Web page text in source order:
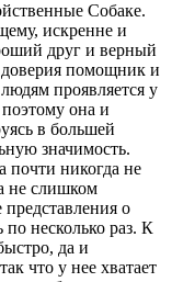
Собаке.
искренне и
друг и верный
помощник и
проявляется у
она и
в большей
значимость.
никогда не
не слишком
о
несколько раз. К
да и
что у нее хватает